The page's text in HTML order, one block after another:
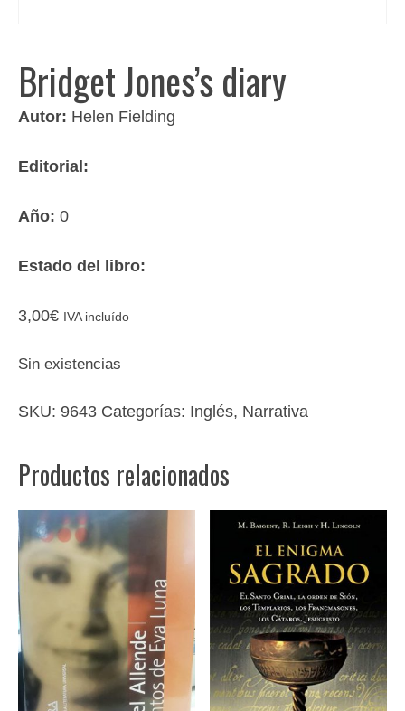
Bridget Jones’s diary
Autor: Helen Fielding
Editorial:
Año: 0
Estado del libro:
3,00€ IVA incluído
Sin existencias
SKU: 9643 Categorías: Inglés, Narrativa
Productos relacionados